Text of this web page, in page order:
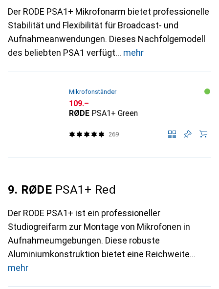
Der RODE PSA1+ Mikrofonarm bietet professionelle
Stabilität und Flexibilität für Broadcast- und
Aufnahmeanwendungen. Dieses Nachfolgemodell
des beliebten PSA1 verfügt
mehr
Mikrofonständer
CHF
109.–
RØDE PSA1+ Green
269
9. RØDE PSA1+ Red
Der RODE PSA1+ ist ein professioneller
Studiogreifarm zur Montage von Mikrofonen in
Aufnahmeumgebungen. Diese robuste
Aluminiumkonstruktion bietet eine Reichweite
mehr